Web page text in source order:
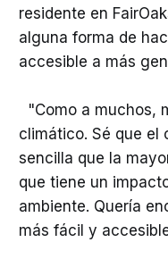
residente en
alguna forma de
accesible a más
"Como a muchos,
climático. Sé que el
sencilla que la
que tiene un
ambiente. Quería
más fácil y